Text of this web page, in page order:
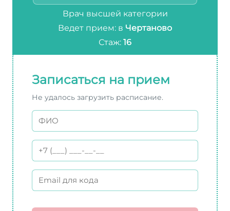
Врач высшей категории
Ведет прием: в Чертаново
Стаж: 16
Записаться на прием
Не удалось загрузить расписание.